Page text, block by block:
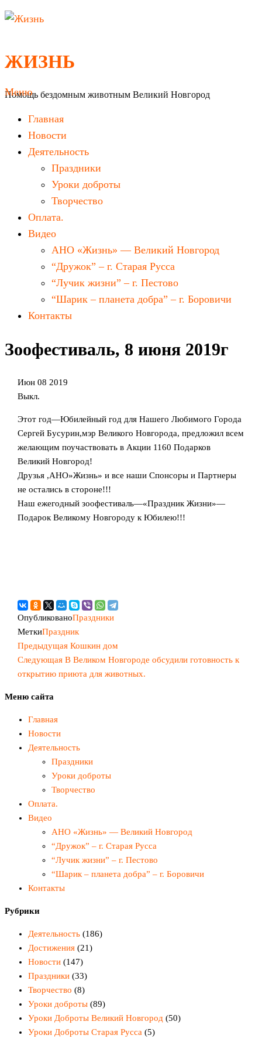
Перейти
ЖИЗНЬ
Помощь бездомным животным Великий Новгород
Меню
Главная
Новости
Деятельность
Праздники
Уроки доброты
Творчество
Оплата.
Видео
АНО «Жизнь» — Великий Новгород
“Дружок” – г. Старая Русса
“Лучик жизни” – г. Пестово
“Шарик – планета добра” – г. Боровичи
Контакты
Зоофестиваль, 8 июня 2019г
Июн 08 2019
Выкл.
Этот год—Юбилейный год для Нашего Любимого Города
Сергей Бусурин,мэр Великого Новгорода, предложил всем
желающим поучаствовать в Акции 1160 Подарков
Великий Новгород!
Друзья ,АНО»Жизнь» и все наши Спонсоры и Партнеры
не остались в стороне!!!
Наш ежегодный зоофестиваль—«Праздник Жизни»—
Подарок Великому Новгороду к Юбилею!!!
ОпубликованоПраздники
МеткиПраздник
Навигация
по
записям
Предыдущая
запись
Предыдущая Кошкин дом
Следующая
запись
Следующая В Великом Новгороде обсудили готовность к
открытию приюта для животных.
Меню сайта
Главная
Новости
Деятельность
Праздники
Уроки доброты
Творчество
Оплата.
Видео
АНО «Жизнь» — Великий Новгород
“Дружок” – г. Старая Русса
“Лучик жизни” – г. Пестово
“Шарик – планета добра” – г. Боровичи
Контакты
Рубрики
Деятельность (186)
Достижения (21)
Новости (147)
Праздники (33)
Творчество (8)
Уроки доброты (89)
Уроки Доброты Великий Новгород (50)
Уроки Доброты Старая Русса (5)